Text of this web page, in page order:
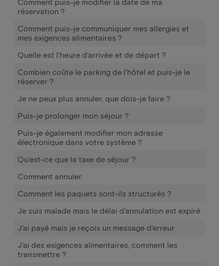
réservation ?
Comment puis-je communiquer mes allergies et
mes exigences alimentaires ?
Quelle est l'heure d'arrivée et de départ ?
Combien coûte le parking de l'hôtel et puis-je le
réserver ?
Je ne peux plus annuler, que dois-je faire ?
Puis-je prolonger mon séjour ?
Puis-je également modifier mon adresse
électronique dans votre système ?
Qu'est-ce que la taxe de séjour ?
Comment annuler
Comment les paquets sont-ils structurés ?
Je suis malade mais le délai d'annulation est expiré
J'ai payé mais je reçois un message d'erreur
J'ai des exigences alimentaires, comment les
transmettre ?